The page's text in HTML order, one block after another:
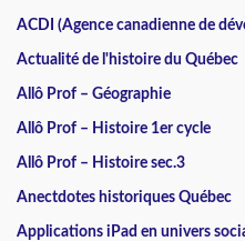
ACDI (Agence canadienne de
Actualité de l'histoire du Québec
Allô Prof – Géographie
Allô Prof – Histoire 1er cycle
Allô Prof – Histoire sec.3
Anectdotes historiques Québec
Applications iPad en univers